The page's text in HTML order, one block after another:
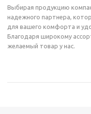
Выбирая продукцию
надежного партнера,
для вашего комфорта и
Благодаря широкому
желаемый товар у нас.